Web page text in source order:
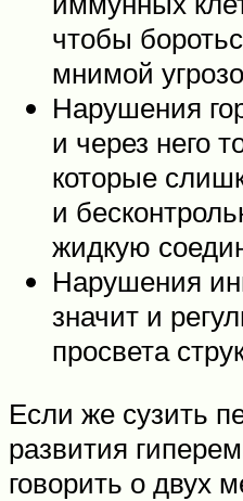
чтобы
мнимой
Нарушения
и через него
которые
и
жидкую
Нарушения
значит и
просвета
Если же сузить
развития
говорить о двух